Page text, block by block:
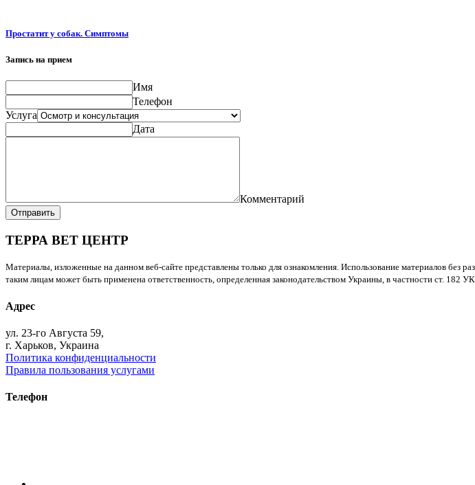
Простатит у собак. Симптомы
Запись на прием
Имя
Телефон
Услуга
Дата
Комментарий
Отправить
ТЕРРА ВЕТ ЦЕНТР
Материалы, изложенные на данном веб-сайте представлены только для ознакомления. Использование материалов
таким лицам может быть применена ответственность, определенная законодательством Украины, в частности ст. 182
Адрес
ул. 23-го Августа 59,
г. Харьков, Украина
Политика конфиденциальности
Правила пользования услугами
Телефон